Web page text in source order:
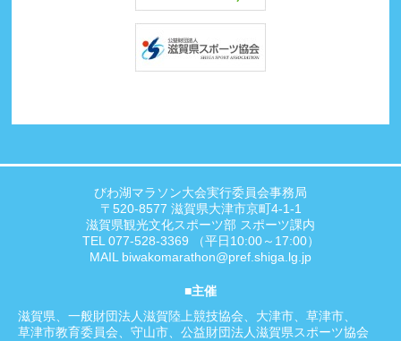
びわ湖マラソン大会実行委員会事務局
〒520-8577 滋賀県大津市京町4-1-1
滋賀県観光文化スポーツ部 スポーツ課内
TEL 077-528-3369 （平日10:00～17:00）
MAIL biwakomarathon@pref.shiga.lg.jp
主催
滋賀県
一般財団法人滋賀陸上競技協会 大津市
草津市
草津市教育委員会
守山市 公益財団法人滋賀県スポーツ協会